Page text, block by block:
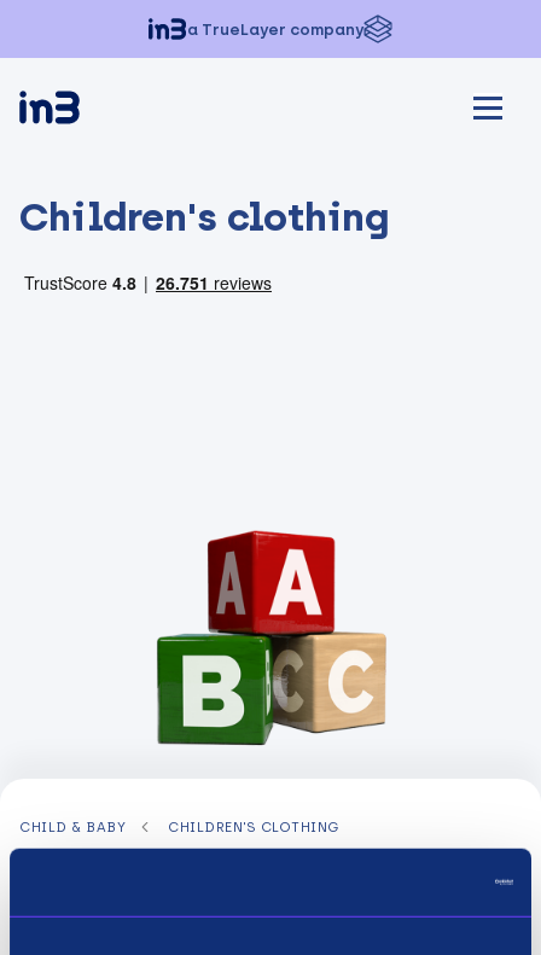
a TrueLayer company
Children's clothing
CHILD & BABY CHILDREN'S CLOTHING